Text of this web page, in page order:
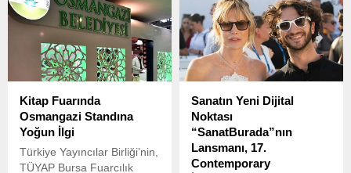
eğlenceli anlar yaşattılar.
Kitap Fuarında
Osmangazi Standına
Yoğun İlgi
Türkiye Yayıncılar Birliği’nin,
TÜYAP Bursa Fuarcılık
Sanatın Yeni Dijital
Noktası
“SanatBurada”nın
Lansmanı, 17.
Contemporary